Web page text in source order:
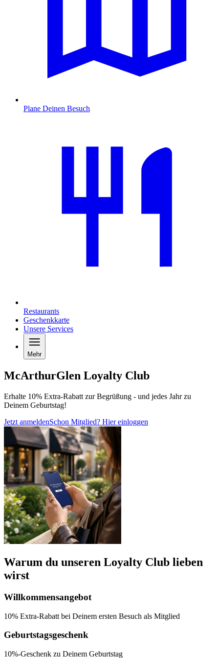
Plane Deinen Besuch
Restaurants
Geschenkkarte
Unsere Services
Mehr
McArthurGlen Loyalty Club
Erhalte 10% Extra-Rabatt zur Begrüßung - und jedes Jahr zu
Deinem Geburtstag!
Jetzt anmeldenSchon Mitglied? Hier einloggen
Warum du unseren Loyalty Club lieben
wirst
Willkommensangebot
10% Extra-Rabatt bei Deinem ersten Besuch als Mitglied
Geburtstagsgeschenk
10%-Geschenk zu Deinem Geburtstag